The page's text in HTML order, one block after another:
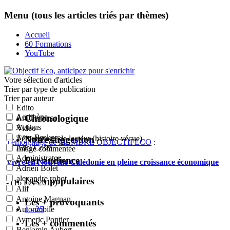
Menu (tous les articles triés par thèmes)
Accueil
60 Formations
YouTube
Votre sélection d'articles
Trier par type de publication
Edito
Article perso
Vidéo
Témoignage de lecteur (histoire vécue)
Image commentée
Trier par auteur
Acrithène
Actions
Actu-Brokers
Adel Costa
Administrator
Adrien Bolet
alexandre robot
Alif
Antoine Magnan
Automobile
Aymeric Pontier
Chronologique
Notre suggestion
Par audience
Les + populaires
Les + provoquants
Les + commentés
Témoignage de MEMBRE OBJECTIFECO :
Vivre en Nouvelle Calédonie en pleine croissance économique
- (16 Fév 2013)
1 - 25